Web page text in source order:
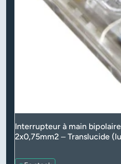
Interrupteur à main
2x0,75mm2 – Translucide